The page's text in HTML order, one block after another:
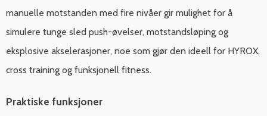
manuelle motstanden med fire nivåer gir mulighet for å
simulere tunge sled push-øvelser, motstandsløping og
eksplosive akselerasjoner, noe som gjør den ideell for HYROX,
cross training og funksjonell fitness.
Praktiske funksjoner